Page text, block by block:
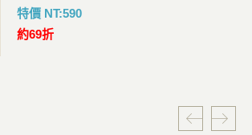
特價 NT:590
約69折